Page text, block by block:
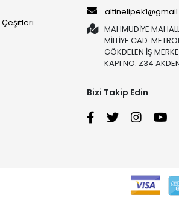
MAHMUDİYE
MİLLİYE CAD.
GÖKDELEN İŞ
KAPI NO: Z34
Bizi Takip Edin